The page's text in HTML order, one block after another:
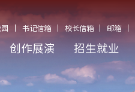
书记信箱 校长信箱 邮箱
创作展演 招生就业